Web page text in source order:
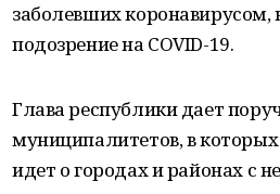
заболевших
подозрение на COVID-19.
Глава республики дает
муниципалитетов, в
идет о городах и районах с